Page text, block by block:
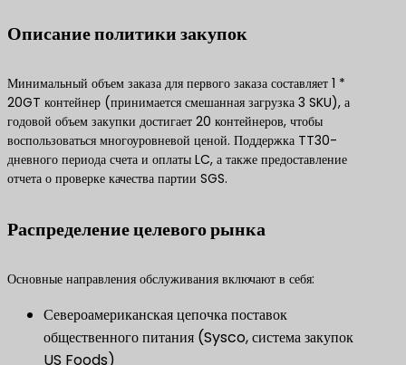
Описание политики закупок
Минимальный объем заказа для первого заказа составляет 1 *
20GT контейнер (принимается смешанная загрузка 3 SKU), а
годовой объем закупки достигает 20 контейнеров, чтобы
воспользоваться многоуровневой ценой. Поддержка TT30-
дневного периода счета и оплаты LC, а также предоставление
отчета о проверке качества партии SGS.
Распределение целевого рынка
Основные направления обслуживания включают в себя:
Североамериканская цепочка поставок
общественного питания (Sysco, система закупок
US Foods)